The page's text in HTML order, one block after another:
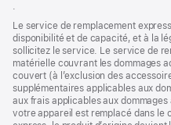
Le service de remplacement
disponibilité et de capacité, et à la
sollicitez le service. Le service de
matérielle couvrant les dommages
couvert (à l’exclusion des
supplémentaires applicables aux
aux frais applicables aux
votre appareil est remplacé dans le